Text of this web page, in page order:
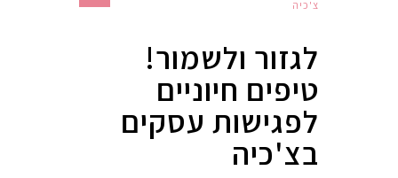
צ'כיה
לגזור ולשמור!
טיפים חיוניים
לפגישות עסקים
בצ'כיה